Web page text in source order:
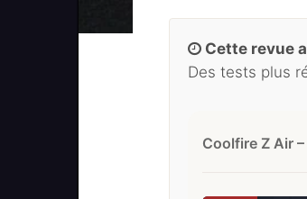
Cette revue
Des tests plus
Coolfire Z Air